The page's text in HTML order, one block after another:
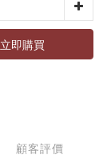
立即購買
顧客評價